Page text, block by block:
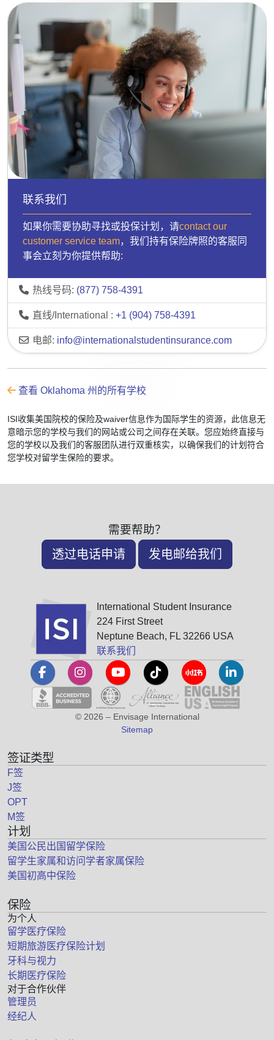
联系我们
如果你需要协助寻找或投保计划，请contact our
customer service team，我们持有保险牌照的客服同
事会立刻为你提供帮助:
热线号码: (877) 758-4391
直线/International : +1 (904) 758-4391
电邮: info@internationalstudentinsurance.com
查看 Oklahoma 州的所有学校
ISI收集美国院校的保险及waiver信息作为国际学生的资源，此信息无
意暗示您的学校与我们的网站或公司之间存在关联。您应始终直接与
您的学校以及我们的客服团队进行双重核实，以确保我们的计划符合
您学校对留学生保险的要求。
需要帮助？
透过电话申请 发电邮给我们
International Student Insurance
224 First Street
Neptune Beach, FL 32266 USA
联系我们
© 2026 – Envisage International
Sitemap
签证类型
F签
J签
OPT
M签
计划
美国公民出国留学保险
留学生家属和访问学者家属保险
美国初高中保险
保险
为个人
留学医疗保险
短期旅游医疗保险计划
牙科与视力
长期医疗保险
对于合作伙伴
管理员
经纪人